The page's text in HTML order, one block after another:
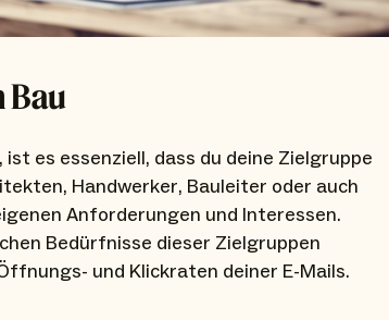
Bau
es essenziell, dass du deine Zielgruppe
Handwerker, Bauleiter oder auch
Anforderungen und Interessen.
Bedürfnisse dieser Zielgruppen
und Klickraten deiner E-Mails.